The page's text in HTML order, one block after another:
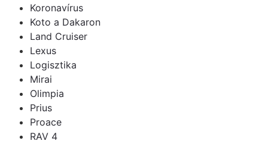
Koronavírus
Koto a Dakaron
Land Cruiser
Lexus
Logisztika
Mirai
Olimpia
Prius
Proace
RAV 4